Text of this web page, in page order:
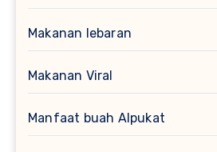
Makanan lebaran
Makanan Viral
Manfaat buah Alpukat